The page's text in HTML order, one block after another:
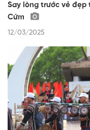
Say lòng trước vẻ đẹp
Cứm
12/03/2025